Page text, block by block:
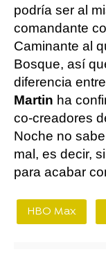
podría ser al
comandante
Caminante al
Bosque, así
diferencia
Martin ha
co-creadores
Noche no
mal, es decir,
para acabar
HBO Max